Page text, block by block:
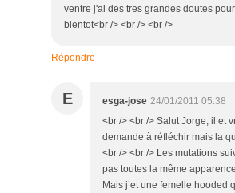
ventre j'ai des tres grandes doutes
bientot<br /> <br /> <br />
Répondre
E esga-jose 24/01/2011 05:38
<br /> <br /> Salut Jorge, il et
demande à réfléchir mais la
<br /> <br /> Les mutations
pas toutes la même
Mais j’et une femelle hooded